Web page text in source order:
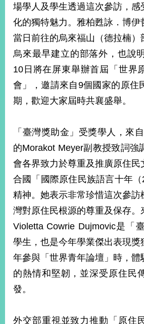
國
與
地
區
國
際
傳
播
政
資
訊
公
開
為
民
服
本
部
相
關
場學人及學生透過這次參訪，感
化的獨特魅力。雅柏甦詠．博伊
當日前往的烏來福山（德拉楠）
烏來最早建立的部落外，也說
10日將在屏東舉辦首屆「世界
會」，邀請來自9個國家的原住
期，歡迎大家屆時共襄盛舉。
「臺灣獎助金」受獎學人，來
的Morakot Meyer副教授致詞強
會各界致力於尊重及推廣原住民
合國「國際原住民族語言十年
精神。她表示非常珍惜這次參訪
灣對原住民根源的尊重及保存。
Violetta Cowrie Dujmovic是「
學生，也是今年學業傑出表現獎
年參與「世界青年論壇」時，體
的熱情和堅韌，並深受原住民
發。
外交部重視並致力推動「原住